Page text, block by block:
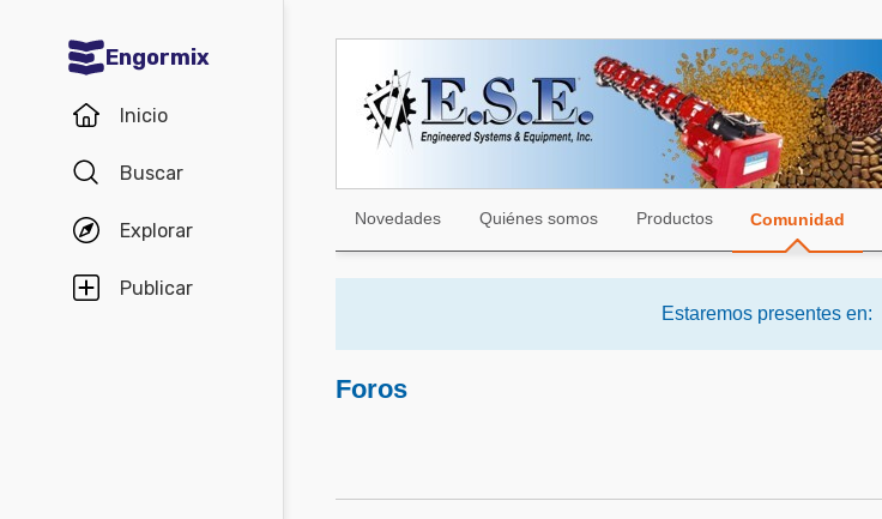
Engormix
Inicio
Buscar
Explorar
Publicar
Comunidades en español
Ganadería
Novedades Quiénes somos Productos Comunidad
Estaremos presentes en:
Foros